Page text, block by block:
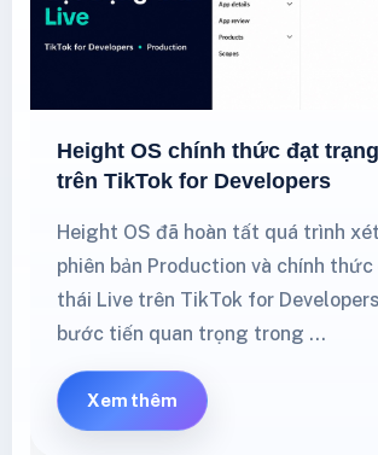
Height OS chính thức đạt
trên TikTok for Developers
Height OS đã hoàn tất quá trình
phiên bản Production và chính
thái Live trên TikTok for
bước tiến quan trọng trong …
Xem thêm